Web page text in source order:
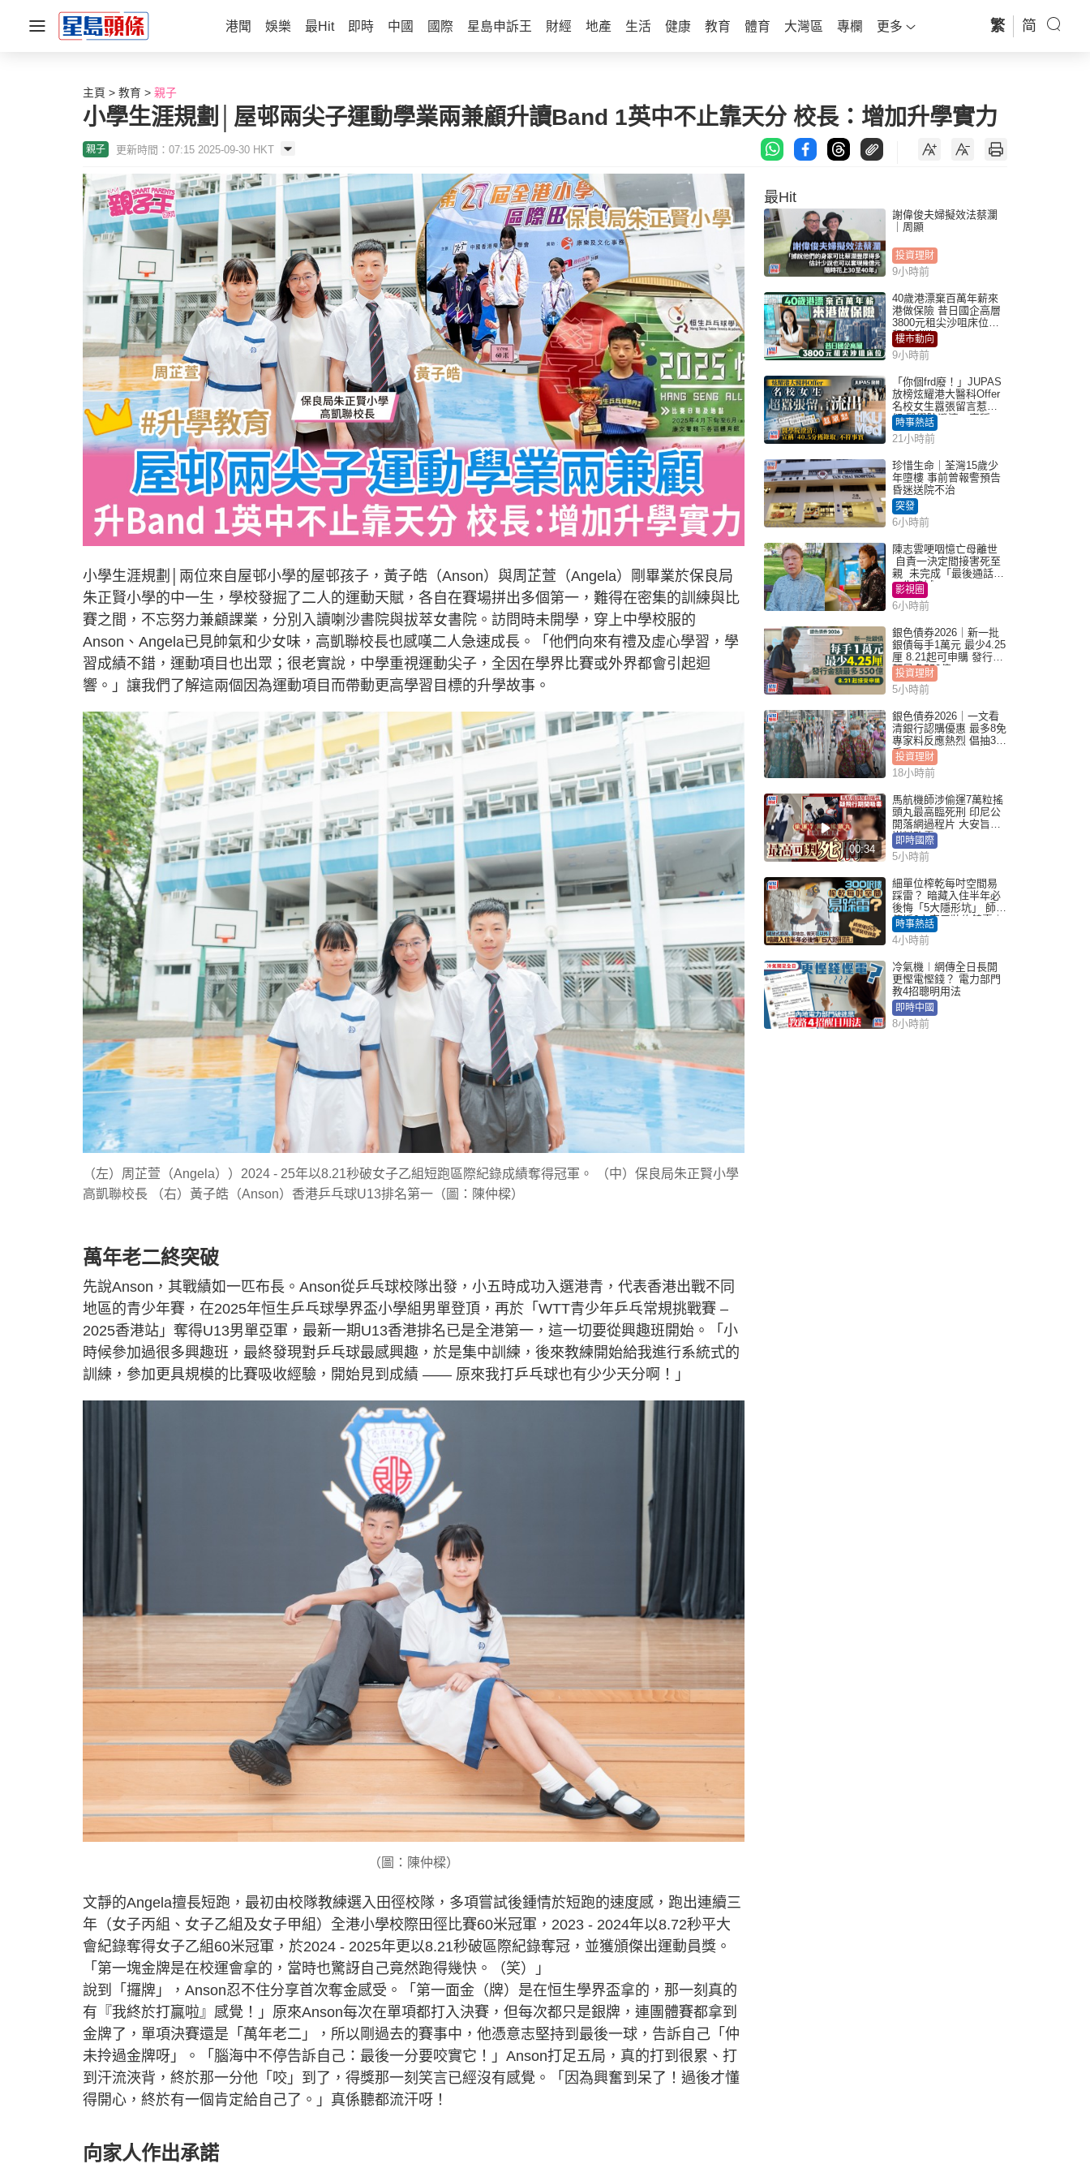
港聞 娛樂 最Hit 即時 中國 國際 星島申訴王 財經 地產 生活 健康 教育 體育 大灣區 專欄 更多 繁 简
主頁 教育 親子
小學生涯規劃│屋邨兩尖子運動學業兩兼顧升讀Band 1英中不止靠天分 校長：增加升學實力
親子 更新時間：07:15 2025-09-30 HKT
小學生涯規劃│兩位來自屋邨小學的屋邨孩子，黃子皓（Anson）與周芷萱（Angela）剛畢業於保良局
朱正賢小學的中一生，學校發掘了二人的運動天賦，各自在賽場拼出多個第一，難得在密集的訓練與比
賽之間，不忘努力兼顧課業，分別入讀喇沙書院與拔萃女書院。訪問時未開學，穿上中學校服的
Anson、Angela已見帥氣和少女味，高凱聯校長也感嘆二人急速成長。「他們向來有禮及虛心學習，學
習成績不錯，運動項目也出眾；很老實說，中學重視運動尖子，全因在學界比賽或外界都會引起迴
響。」讓我們了解這兩個因為運動項目而帶動更高學習目標的升學故事。
（左）周芷萱（Angela））2024 - 25年以8.21秒破女子乙組短跑區際紀錄成績奪得冠軍。 （中）保良局朱正賢小學
高凱聯校長 （右）黃子皓（Anson）香港乒乓球U13排名第一（圖：陳仲樑）
萬年老二終突破
先說Anson，其戰績如一匹布長。Anson從乒乓球校隊出發，小五時成功入選港青，代表香港出戰不同
地區的青少年賽，在2025年恒生乒乓球學界盃小學組男單登頂，再於「WTT青少年乒乓常規挑戰賽 –
2025香港站」奪得U13男單亞軍，最新一期U13香港排名已是全港第一，這一切要從興趣班開始。「小
時候參加過很多興趣班，最終發現對乒乓球最感興趣，於是集中訓練，後來教練開始給我進行系統式的
訓練，參加更具規模的比賽吸收經驗，開始見到成績 —— 原來我打乒乓球也有少少天分啊！」
（圖：陳仲樑）
文靜的Angela擅長短跑，最初由校隊教練選入田徑校隊，多項嘗試後鍾情於短跑的速度感，跑出連續三
年（女子丙組、女子乙組及女子甲組）全港小學校際田徑比賽60米冠軍，2023 - 2024年以8.72秒平大
會紀錄奪得女子乙組60米冠軍，於2024 - 2025年更以8.21秒破區際紀錄奪冠，並獲頒傑出運動員獎。
「第一塊金牌是在校運會拿的，當時也驚訝自己竟然跑得幾快。（笑）」
說到「攞牌」，Anson忍不住分享首次奪金感受。「第一面金（牌）是在恒生學界盃拿的，那一刻真的
有『我終於打贏啦』感覺！」原來Anson每次在單項都打入決賽，但每次都只是銀牌，連團體賽都拿到
金牌了，單項決賽還是「萬年老二」，所以剛過去的賽事中，他憑意志堅持到最後一球，告訴自己「仲
未拎過金牌呀」。「腦海中不停告訴自己：最後一分要咬實它！」Anson打足五局，真的打到很累、打
到汗流浹背，終於那一分他「咬」到了，得獎那一刻笑言已經沒有感覺。「因為興奮到呆了！過後才懂
得開心，終於有一個肯定給自己了。」真係聽都流汗呀！
向家人作出承諾
最Hit
謝偉俊夫婦擬效法蔡瀾
｜周顯
投資理財
9小時前
40歲港漂棄百萬年薪來
港做保險 昔日國企高層
3800元租尖沙咀床位｜
租盤Million
樓市動向
9小時前
「你個frd廢！」JUPAS
放榜炫耀港大醫科Offer
名校女生囂張留言惹眾
怒 醫學院澄清：宣稱
「40.5分獲錄取」不符事
實｜Juicy叮
時事熱話
21小時前
珍惜生命｜荃灣15歲少
年墮樓 事前曾報警預告
昏迷送院不治
突發
6小時前
陳志雲哽咽憶亡母離世
自責一決定間接害死至
親 未完成「最後通話」
一生遺憾
影視圈
6小時前
銀色債券2026｜新一批
銀債每手1萬元 最少4.25
厘 8.21起可申購 發行金
額最多550億
投資理財
5小時前
銀色債券2026｜一文看
清銀行認購優惠 最多8免
專家料反應熱烈 倡抽30
手
投資理財
18小時前
00:34
馬航機師涉偷運7萬粒搖
頭丸最高臨死刑 印尼公
開落網過程片 大安旨意
豈料敗露
即時國際
5小時前
細單位榨乾每吋空間易
踩雷？ 暗藏入住半年必
後悔「5大隱形坑」 師傅
傳授6字家居裝修錦囊｜
Juicy叮
時事熱話
4小時前
冷氣機︱網傳全日長開
更慳電慳錢？ 電力部門
教4招聰明用法
即時中國
8小時前